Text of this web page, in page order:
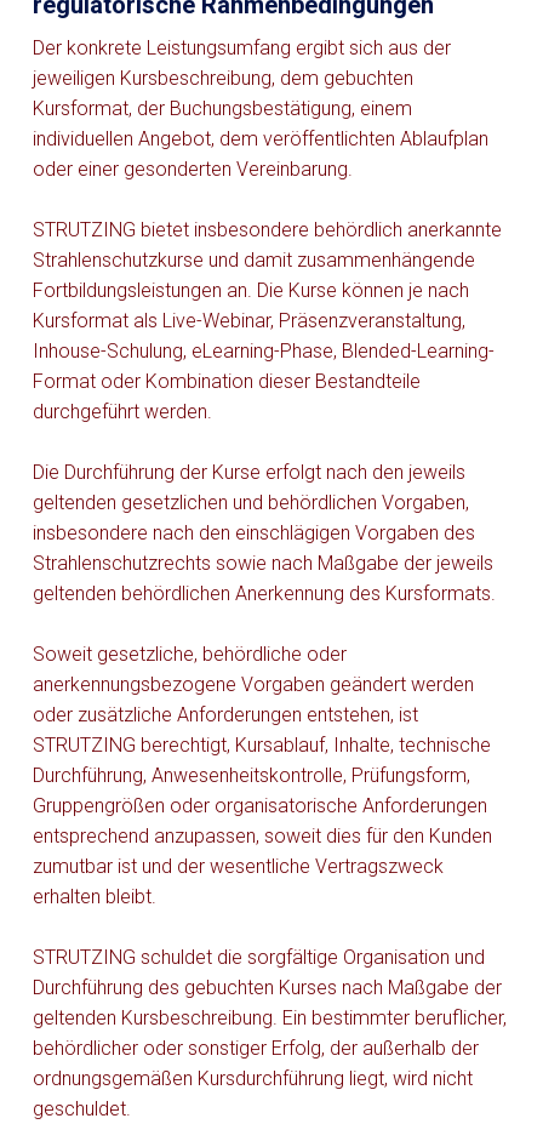
Der konkrete Leistungsumfang ergibt sich aus der
jeweiligen Kursbeschreibung, dem gebuchten
Kursformat, der Buchungsbestätigung, einem
individuellen Angebot, dem veröffentlichten Ablaufplan
oder einer gesonderten Vereinbarung.
STRUTZING bietet insbesondere behördlich anerkannte
Strahlenschutzkurse und damit zusammenhängende
Fortbildungsleistungen an. Die Kurse können je nach
Kursformat als Live-Webinar, Präsenzveranstaltung,
Inhouse-Schulung, eLearning-Phase, Blended-Learning-
Format oder Kombination dieser Bestandteile
durchgeführt werden.
Die Durchführung der Kurse erfolgt nach den jeweils
geltenden gesetzlichen und behördlichen Vorgaben,
insbesondere nach den einschlägigen Vorgaben des
Strahlenschutzrechts sowie nach Maßgabe der jeweils
geltenden behördlichen Anerkennung des Kursformats.
Soweit gesetzliche, behördliche oder
anerkennungsbezogene Vorgaben geändert werden
oder zusätzliche Anforderungen entstehen, ist
STRUTZING berechtigt, Kursablauf, Inhalte, technische
Durchführung, Anwesenheitskontrolle, Prüfungsform,
Gruppengrößen oder organisatorische Anforderungen
entsprechend anzupassen, soweit dies für den Kunden
zumutbar ist und der wesentliche Vertragszweck
erhalten bleibt.
STRUTZING schuldet die sorgfältige Organisation und
Durchführung des gebuchten Kurses nach Maßgabe der
geltenden Kursbeschreibung. Ein bestimmter beruflicher,
behördlicher oder sonstiger Erfolg, der außerhalb der
ordnungsgemäßen Kursdurchführung liegt, wird nicht
geschuldet.